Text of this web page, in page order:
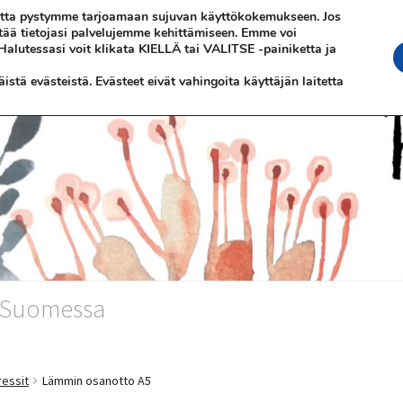
Lämmin osanotto A5
pystymme tarjoamaan sujuvan käyttökokemukseen. Jos
tietojasi palvelujemme kehittämiseen. Emme voi
voit klikata KIELLÄ tai VALITSE -painiketta ja
evästeistä. Evästeet eivät vahingoita käyttäjän laitetta